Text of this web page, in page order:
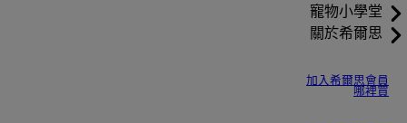
寵物小學堂
關於希爾思
加入希爾思會員
哪裡買